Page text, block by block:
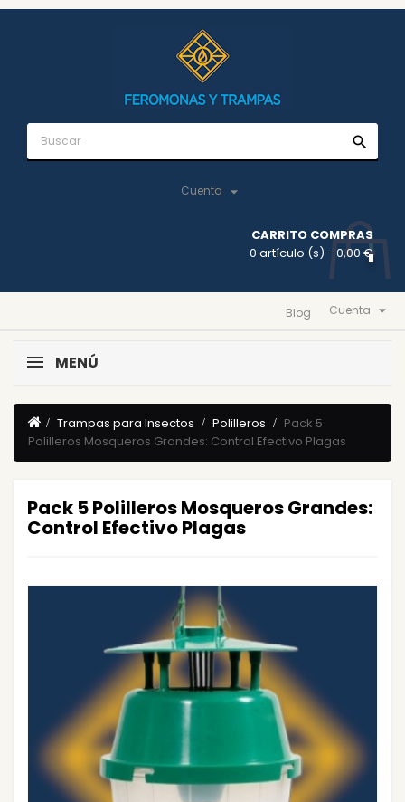
search
Cuenta 
CARRITO COMPRAS
0 artículo (s) - 0,00 €
Cuenta 
Blog
MENÚ
Trampas para Insectos Polilleros
Pack 5
Polilleros Mosqueros Grandes: Control Efectivo Plagas
Pack 5 Polilleros Mosqueros Grandes:
Control Efectivo Plagas